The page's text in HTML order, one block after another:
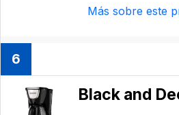
Más sobre este
6